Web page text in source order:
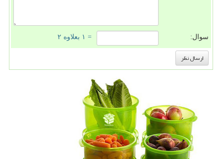
سوال: = ۱ بعلاوه ۲